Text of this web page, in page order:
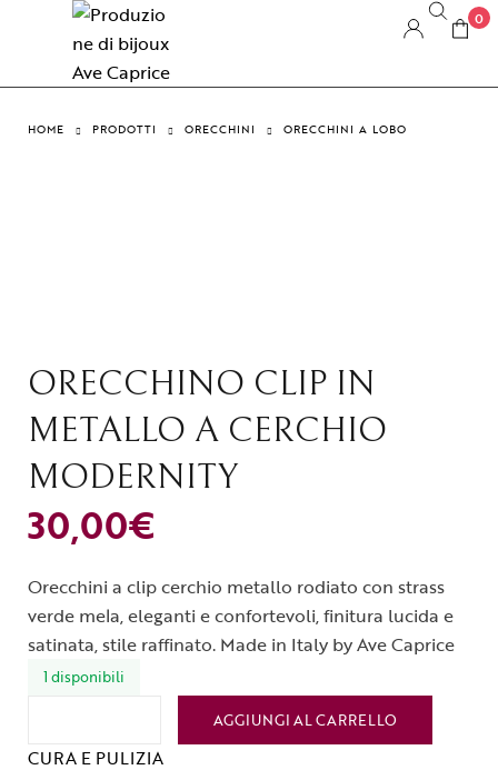
0
HOME PRODOTTI ORECCHINI ORECCHINI A LOBO
ORECCHINO CLIP IN
METALLO A CERCHIO
MODERNITY
30,00€
Orecchini a clip cerchio metallo rodiato con strass
verde mela, eleganti e confortevoli, finitura lucida e
satinata, stile raffinato. Made in Italy by Ave Caprice
1 disponibili
AGGIUNGI AL CARRELLO
CURA E PULIZIA